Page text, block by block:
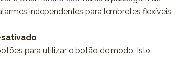
independentes para lembretes flexíveis
para utilizar o botão de modo. Isto